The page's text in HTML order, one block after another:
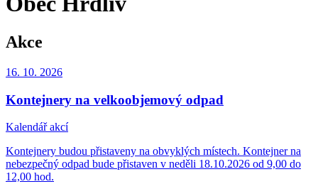
Akce
16. 10. 2026
Kontejnery na velkoobjemový odpad
Kalendář akcí
Kontejnery budou přistaveny na obvyklých místech. Kontejner na
nebezpečný odpad bude přistaven v neděli 18.10.2026 od 9,00 do
12,00 hod.